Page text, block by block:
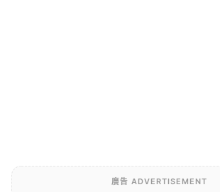
廣告 ADVERTISEMENT